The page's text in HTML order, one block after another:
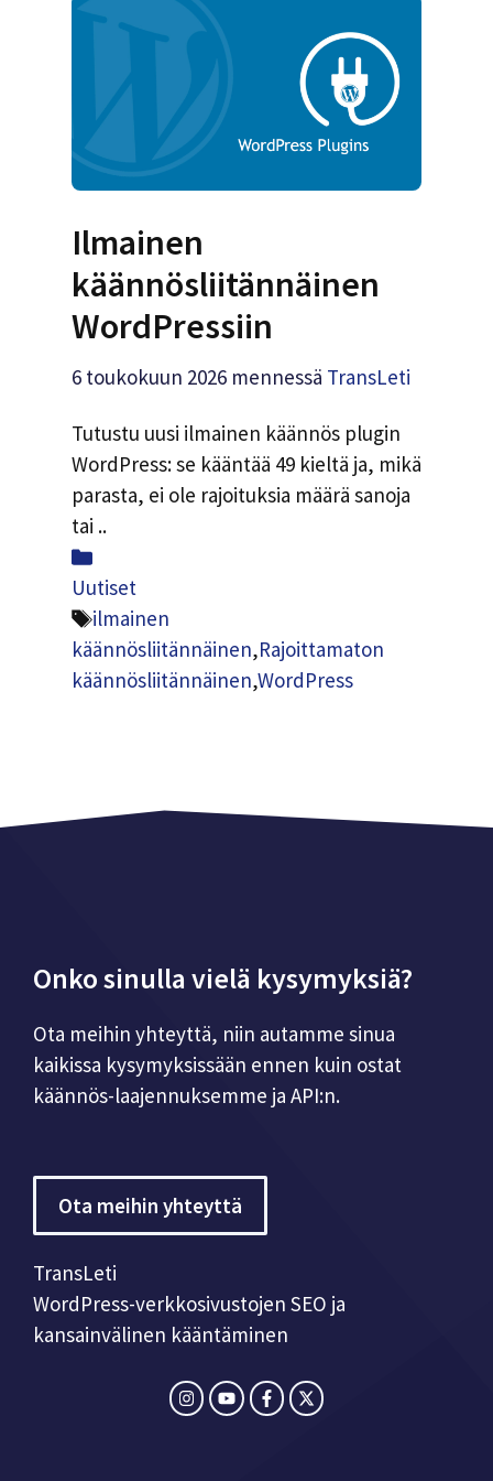
Ilmainen
käännösliitännäinen
WordPressiin
6 toukokuun 2026 mennessä TransLeti
Tutustu uusi ilmainen käännös plugin
WordPress: se kääntää 49 kieltä ja, mikä
parasta, ei ole rajoituksia määrä sanoja
tai ..
Luokat
Uutiset
Tunnisteet
ilmainen
käännösliitännäinen,Rajoittamaton
käännösliitännäinen,WordPress
Onko sinulla vielä kysymyksiä?
Ota meihin yhteyttä, niin autamme sinua
kaikissa kysymyksissään ennen kuin ostat
käännös-laajennuksemme ja API:n.
Ota meihin yhteyttä
TransLeti
WordPress-verkkosivustojen SEO ja
kansainvälinen kääntäminen